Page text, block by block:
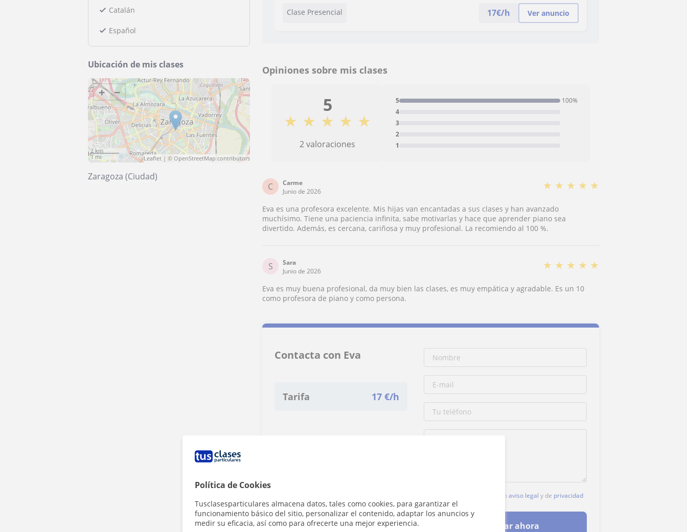
Política de Cookies
Tusclasesparticulares almacena datos, tales como cookies, para garantizar el
funcionamiento básico del sitio, personalizar el contenido, adaptar los anuncios y
medir su eficacia, así como para ofrecerte una mejor experiencia.
Catalán
Español
Ubicación de mis clases
+ −
2 km
1 mi
Leaflet | ©OpenStreetMap contributors
Zaragoza (Ciudad)
Clase Presencial 17€/h Ver anuncio
Opiniones sobre mis clases
5
★ ★ ★ ★ ★
2 valoraciones 1
2
3
4
5 100%
C
Carme
Junio de 2026
★ ★ ★ ★ ★
Eva es una profesora excelente. Mis hijas van encantadas a sus clases y han avanzado
muchísimo. Tiene una paciencia infinita, sabe motivarlas y hace que aprender piano sea
divertido. Además, es cercana, cariñosa y muy profesional. La recomiendo al 100 %.
S
Sara
Junio de 2026
★ ★ ★ ★ ★
Eva es muy buena profesional, da muy bien las clases, es muy empática y agradable. Es un 10
como profesora de piano y como persona.
Contacta con Eva
Tarifa 17 €/h
Al hacer clic, aceptas nuestroaviso legal y de privacidad
Contactar ahora